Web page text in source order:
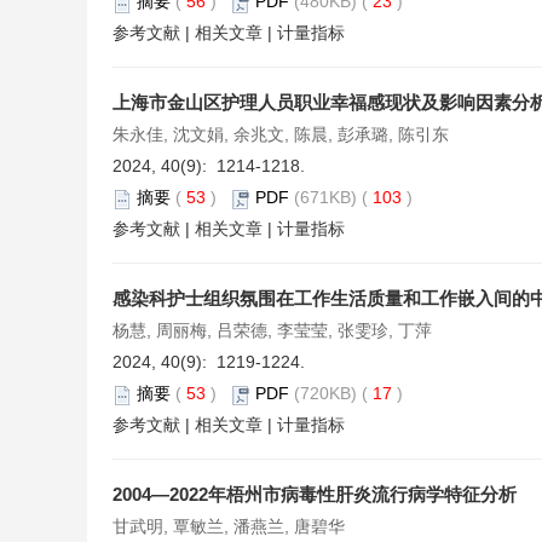
参考文献 | 相关文章 | 计量指标
上海市金山区护理人员职业幸福感现状及影响因素分
朱永佳, 沈文娟, 余兆文, 陈晨, 彭承璐, 陈引东
2024, 40(9): 1214-1218.
摘要 ( 53 ) PDF (671KB) ( 103 )
参考文献 | 相关文章 | 计量指标
感染科护士组织氛围在工作生活质量和工作嵌入间的
杨慧, 周丽梅, 吕荣德, 李莹莹, 张雯珍, 丁萍
2024, 40(9): 1219-1224.
摘要 ( 53 ) PDF (720KB) ( 17 )
参考文献 | 相关文章 | 计量指标
2004—2022年梧州市病毒性肝炎流行病学特征分析
甘武明, 覃敏兰, 潘燕兰, 唐碧华